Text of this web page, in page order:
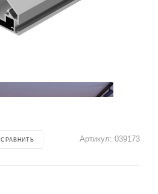
СРАВНИТЬ Артикул: 039173